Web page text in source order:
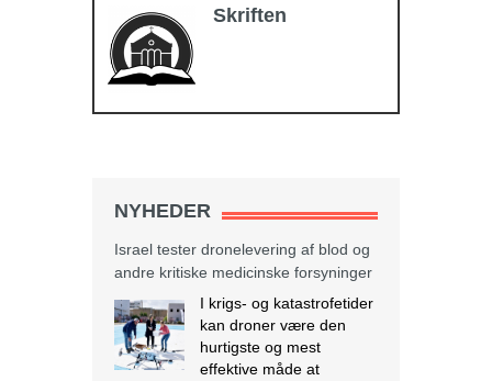
Skriften
NYHEDER
Israel tester dronelevering af blod og
andre kritiske medicinske forsyninger
I krigs- og katastrofetider
kan droner være den
hurtigste og mest
effektive måde at